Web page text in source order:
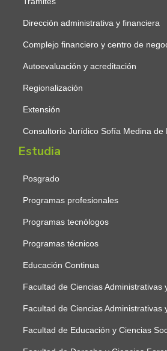
Dirección administrativa y financiera
Complejo financiero y centro de
Autoevaluación y acreditación
Regionalización
Extensión
Consultorio Jurídico Sofía Medina de
Estudia
Posgrado
Programas profesionales
Programas tecnólogos
Programas técnicos
Educación Continua
Facultad de Ciencias Administrativas
Facultad de Ciencias Administrativas
Facultad de Educación y Ciencias